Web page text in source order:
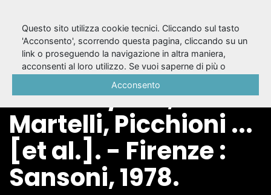
Dove va il teatro
italiano / Fini,
Martelli, Picchioni ...
[et al.]. - Firenze :
Sansoni, 1978.
Questo sito utilizza cookie tecnici. Cliccando sul tasto
'Acconsento', scorrendo questa pagina, cliccando su un
link o proseguendo la navigazione in altra maniera,
acconsenti al loro utilizzo. Se vuoi saperne di più o
Acconsento